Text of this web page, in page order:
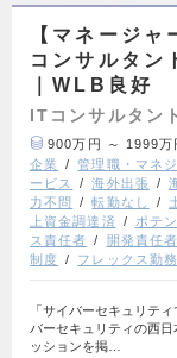
【マネージ
コンサルタン
｜WLB良好
ITコンサルタント
900万円 ～ 1999万
企業
管理職・マネ
ービス
海外出張
力不問
転勤なし
上資金調達済
ポテ
ス責任者
開発責任者
制度
フレックス勤務
「サイバーセキュリテ
バーセキュリティの西
ッションを掲…